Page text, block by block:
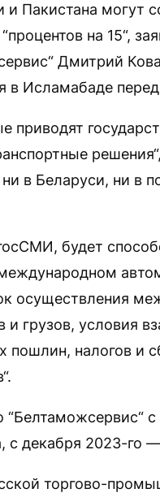
и Пакистана могут
на 15“,
Дмитрий
в Исламабаде
приводят
в Беларуси, ни в
будет
осуществления
и грузов, условия
пошлин, налогов и
“Белтаможсервис“
с декабря 2023-го
торгово-